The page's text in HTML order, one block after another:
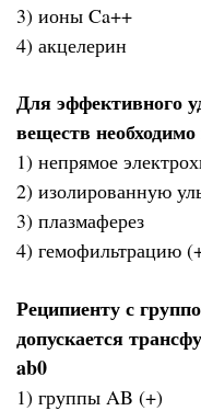
3) ионы Ca++
4) акцелерин
Для эффективного
веществ
1) непрямое
2) изолированную
3) плазмаферез
4) гемофильтрацию
Реципиенту с
допускается
ab0
1) группы AB (+)